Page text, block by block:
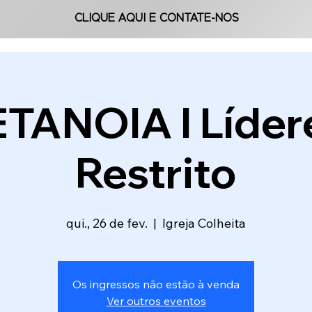
CLIQUE AQUI E CONTATE-NOS
CLIQUE AQUI E CONTATE-NOS
l
Restrito
qui., 26 de fev.
  |
Igreja Colheita
Os ingressos não estão à venda
Ver outros eventos